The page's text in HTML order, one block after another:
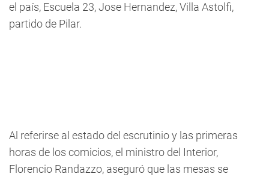
el país, Escuela 23, Jose Hernandez, Villa Astolfi,
partido de Pilar.
Al referirse al estado del escrutinio y las primeras
horas de los comicios, el ministro del Interior,
Florencio Randazzo, aseguró que las mesas se